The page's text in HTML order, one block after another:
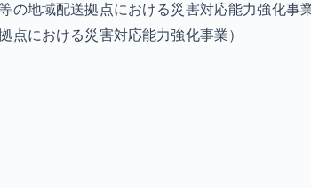
地域配送拠点における災害対応能力強化事
点における災害対応能力強化事業）